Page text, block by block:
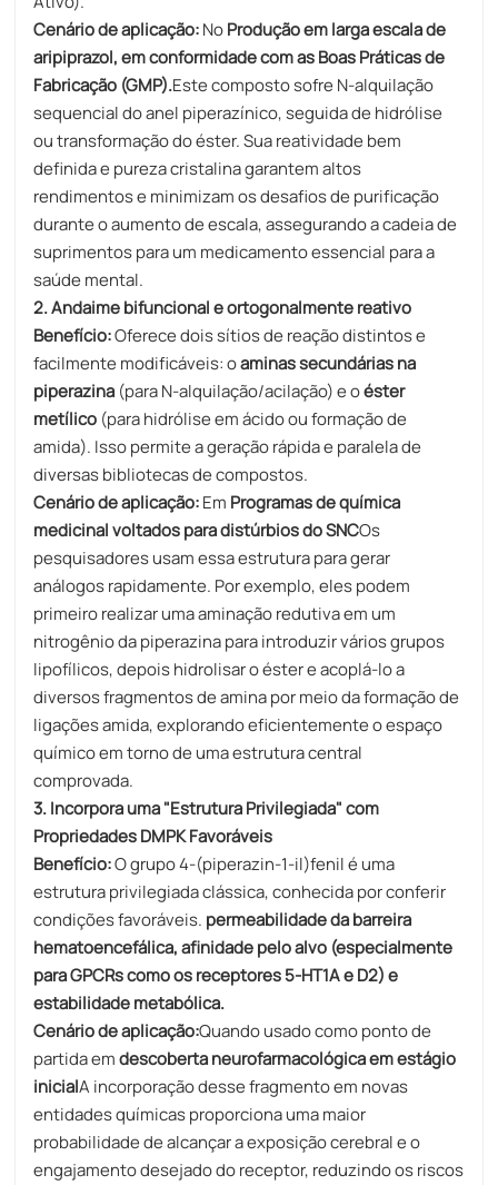
Cenário de aplicação:NoProdução em larga escala de
aripiprazol, em conformidade com as Boas Práticas de
Fabricação (GMP).Este composto sofre N-alquilação
sequencial do anel piperazínico, seguida de hidrólise
ou transformação do éster. Sua reatividade bem
definida e pureza cristalina garantem altos
rendimentos e minimizam os desafios de purificação
durante o aumento de escala, assegurando a cadeia de
suprimentos para um medicamento essencial para a
saúde mental.
2. Andaime bifuncional e ortogonalmente reativo
Benefício:Oferece dois sítios de reação distintos e
facilmente modificáveis: oaminas secundárias na
piperazina(para N-alquilação/acilação) e oéster
metílico (para hidrólise em ácido ou formação de
amida). Isso permite a geração rápida e paralela de
diversas bibliotecas de compostos.
Cenário de aplicação:Em Programas de química
medicinal voltados para distúrbios do SNCOs
pesquisadores usam essa estrutura para gerar
análogos rapidamente. Por exemplo, eles podem
primeiro realizar uma aminação redutiva em um
nitrogênio da piperazina para introduzir vários grupos
lipofílicos, depois hidrolisar o éster e acoplá-lo a
diversos fragmentos de amina por meio da formação de
ligações amida, explorando eficientemente o espaço
químico em torno de uma estrutura central
comprovada.
3. Incorpora uma "Estrutura Privilegiada" com
Propriedades DMPK Favoráveis
Benefício:O grupo 4-(piperazin-1-il)fenil é uma
estrutura privilegiada clássica, conhecida por conferir
condições favoráveis. permeabilidade da barreira
hematoencefálica, afinidade pelo alvo (especialmente
para GPCRs como os receptores 5-HT1A e D2) e
estabilidade metabólica.
Cenário de aplicação:Quando usado como ponto de
partida emdescoberta neurofarmacológica em estágio
inicialA incorporação desse fragmento em novas
entidades químicas proporciona uma maior
probabilidade de alcançar a exposição cerebral e o
engajamento desejado do receptor, reduzindo os riscos